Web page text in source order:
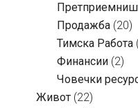
Продажба (20)
Тимска Работа
Финансии (2)
Човечки
Живот (22)